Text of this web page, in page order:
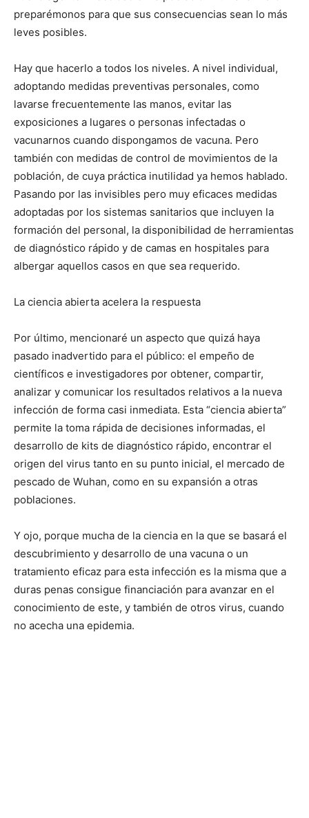
preparémonos para que sus consecuencias sean lo más
leves posibles.
Hay que hacerlo a todos los niveles. A nivel individual,
adoptando medidas preventivas personales, como
lavarse frecuentemente las manos, evitar las
exposiciones a lugares o personas infectadas o
vacunarnos cuando dispongamos de vacuna. Pero
también con medidas de control de movimientos de la
población, de cuya práctica inutilidad ya hemos hablado.
Pasando por las invisibles pero muy eficaces medidas
adoptadas por los sistemas sanitarios que incluyen la
formación del personal, la disponibilidad de herramientas
de diagnóstico rápido y de camas en hospitales para
albergar aquellos casos en que sea requerido.
La ciencia abierta acelera la respuesta
Por último, mencionaré un aspecto que quizá haya
pasado inadvertido para el público: el empeño de
científicos e investigadores por obtener, compartir,
analizar y comunicar los resultados relativos a la nueva
infección de forma casi inmediata. Esta “ciencia abierta”
permite la toma rápida de decisiones informadas, el
desarrollo de kits de diagnóstico rápido, encontrar el
origen del virus tanto en su punto inicial, el mercado de
pescado de Wuhan, como en su expansión a otras
poblaciones.
Y ojo, porque mucha de la ciencia en la que se basará el
descubrimiento y desarrollo de una vacuna o un
tratamiento eficaz para esta infección es la misma que a
duras penas consigue financiación para avanzar en el
conocimiento de este, y también de otros virus, cuando
no acecha una epidemia.